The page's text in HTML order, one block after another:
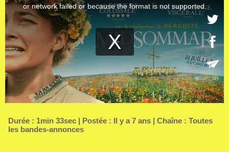
Durée : 1min 33sec | Postée : Il y a 7 ans | Chaîne : Toutes
les bandes-annonces